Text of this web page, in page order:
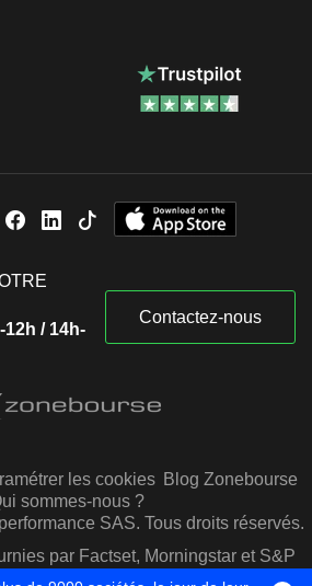
/ 14h-
Contactez-nous
les cookies Blog Zonebourse
sommes-nous ?
SAS. Tous droits réservés.
par Factset, Morningstar et S&P
Capital IQ